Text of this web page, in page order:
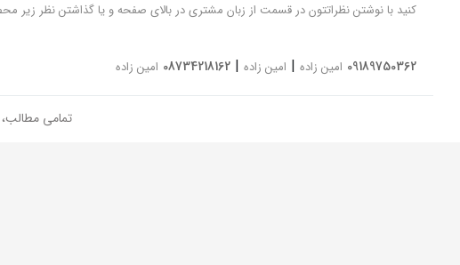
کنید با نوشتن نظراتتون در قسمت از زبان مشتری در بالای صفحه و یا گذاشتن نظر زیر
09189750362 امین زاده | امین زاده |
08734218162 امین زاده
تمامی